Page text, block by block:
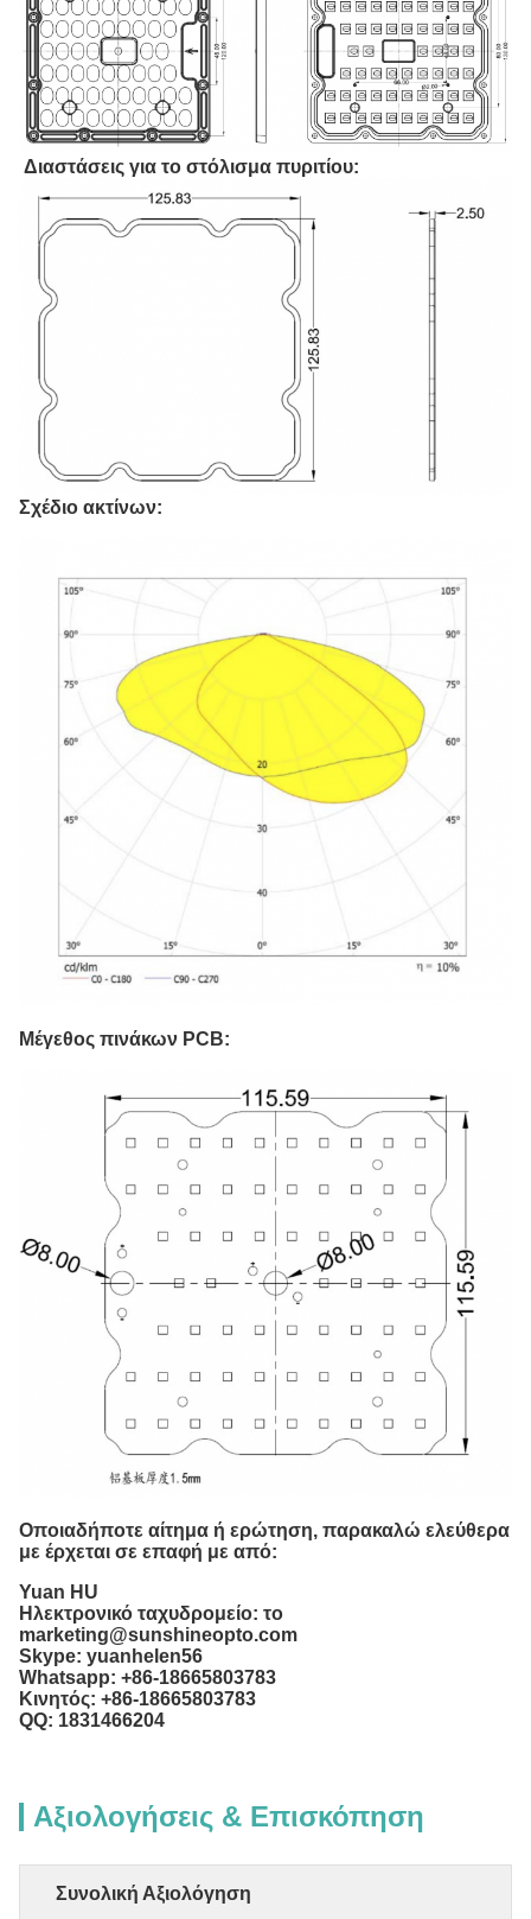
Διαστάσεις για το στόλισμα πυριτίου:
Σχέδιο ακτίνων:
Μέγεθος πινάκων PCB:
Οποιαδήποτε αίτημα ή ερώτηση, παρακαλώ ελεύθερα
με έρχεται σε επαφή με από:
Yuan HU
Ηλεκτρονικό ταχυδρομείο: το
marketing@sunshineopto.com
Skype: yuanhelen56
Whatsapp: +86-18665803783
Κινητός: +86-18665803783
QQ: 1831466204
Αξιολογήσεις & Επισκόπηση
Συνολική Αξιολόγηση